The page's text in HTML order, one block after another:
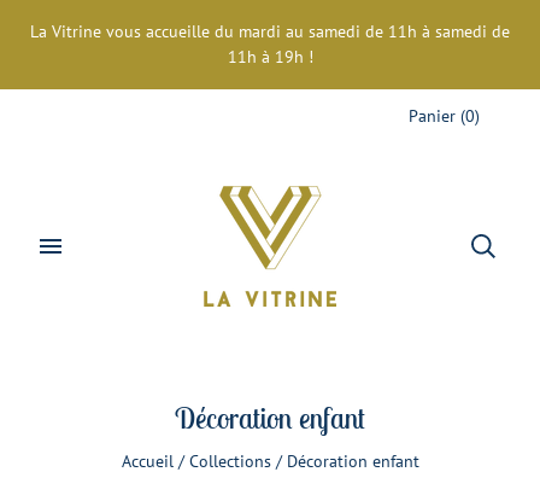
La Vitrine vous accueille du mardi au samedi de 11h à samedi de
11h à 19h !
Panier (0)
Décoration enfant
Accueil / Collections / Décoration enfant